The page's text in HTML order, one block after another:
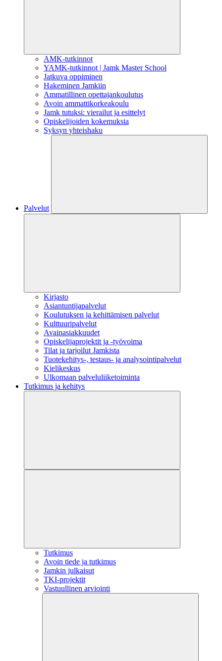
AMK-tutkinnot
YAMK-tutkinnot | Jamk Master School
Jatkuva oppiminen
Hakeminen Jamkiin
Ammatillinen opettajankoulutus
Avoin ammattikorkeakoulu
Jamk tutuksi: vierailut ja esittelyt
Opiskelijoiden kokemuksia
Syksyn yhteishaku
Palvelut
Kirjasto
Asiantuntijapalvelut
Koulutuksen ja kehittämisen palvelut
Kulttuuripalvelut
Avainasiakkuudet
Opiskelijaprojektit​ ja -työvoima
Tilat ja tarjoilut Jamkista
Tuotekehitys-, testaus- ja analysointipalvelut
Kielikeskus
Ulkomaan palveluliiketoiminta
Tutkimus ja kehitys
Tutkimus
Avoin tiede ja tutkimus
Jamkin julkaisut
TKI-projektit
Vastuullinen arviointi